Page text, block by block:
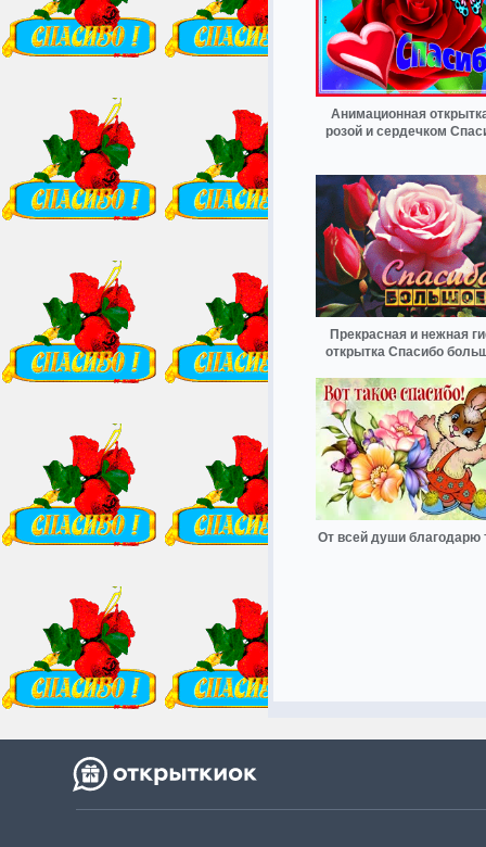
Анимационная
розой и сердечком
Прекрасная и нежная
открытка Спасибо
От всей души благодарю